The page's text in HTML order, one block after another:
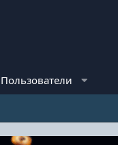
Пользователи